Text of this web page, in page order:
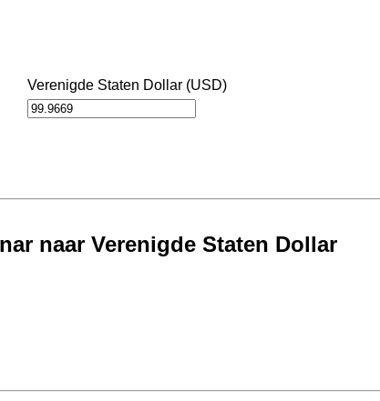
Verenigde Staten Dollar (USD)
naar Verenigde Staten Dollar